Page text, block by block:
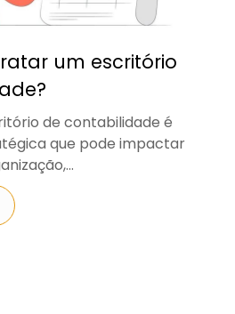
um escritório
de contabilidade é
que pode impactar